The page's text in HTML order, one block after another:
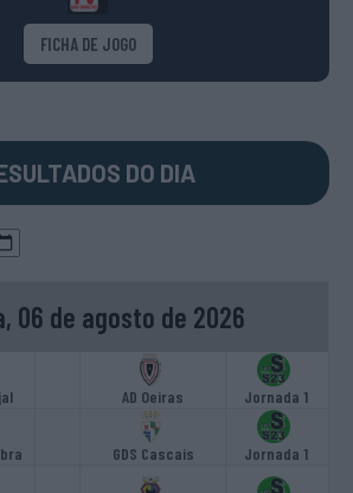
FICHA DE JOGO
DO DIA
06 de agosto de 2026
AD Oeiras
Jornada 1
GDS Cascais Jornada 1